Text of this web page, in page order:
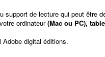
support de lecture qui peut être
ordinateur(Mac ou PC),
Adobe digital éditions.